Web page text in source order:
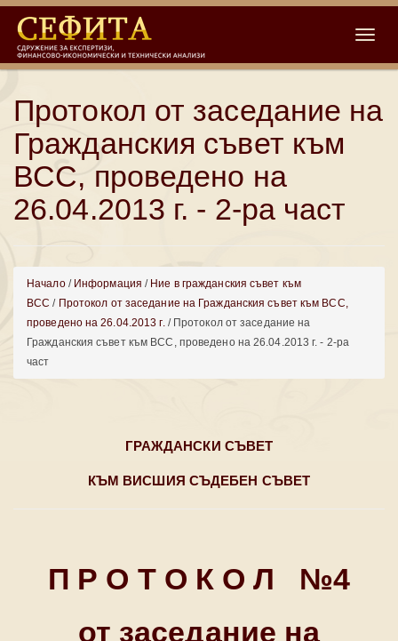
Протокол от заседание на
Гражданския съвет към
ВСС, проведено на
26.04.2013 г. - 2-ра част
Начало/ Информация / Ние в гражданския съвет към
ВСС / Протокол от заседание на Гражданския съвет към ВСС,
проведено на 26.04.2013 г./ Протокол от заседание на
Гражданския съвет към ВСС, проведено на 26.04.2013 г. - 2-ра
част
ГРАЖДАНСКИ СЪВЕТ
КЪМ ВИСШИЯ СЪДЕБЕН СЪВЕТ
П Р О Т О К О Л №4
от заседание на